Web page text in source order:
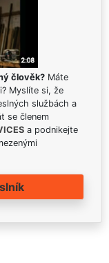
člověk? Máte
Myslíte si, že
službách a
se členem
a podnikejte